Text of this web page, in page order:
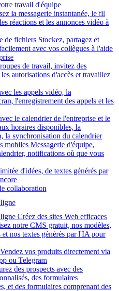
travail d'équipe
la messagerie instantanée, le fil
réactions et les annonces vidéo à
de fichiers Stockez, partagez et
avec vos collègues à l'aide
de travail, invitez des
autorisations d'accès et travaillez
les appels vidéo, la
l'enregistrement des appels et les
le calendrier de l'entreprise et le
horaires disponibles, la
la synchronisation du calendrier
mobiles Messagerie d'équipe,
notifications où que vous
d'idées, de textes générés par
collaboration
Créez des sites Web efficaces
notre CMS gratuit, nos modèles,
nos textes générés par l'IA pour
Vendez vos produits directement via
ou Telegram
des prospects avec des
des formulaires
et des formulaires comprenant des